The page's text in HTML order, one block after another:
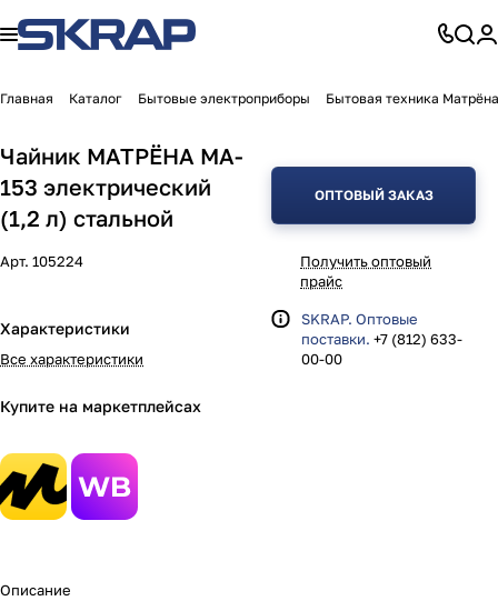
Главная Каталог Бытовые электроприборы Бытовая техника Матрёна
Чайник МАТРЁНА MA-
153 электрический
(1,2 л) стальной
Арт. 105224
Характеристики
Все характеристики
Купите на маркетплейсах
ОПТОВЫЙ ЗАКАЗ
Получить оптовый
прайс
SKRAP. Оптовые
поставки. +7 (812) 633-
00-00
Описание